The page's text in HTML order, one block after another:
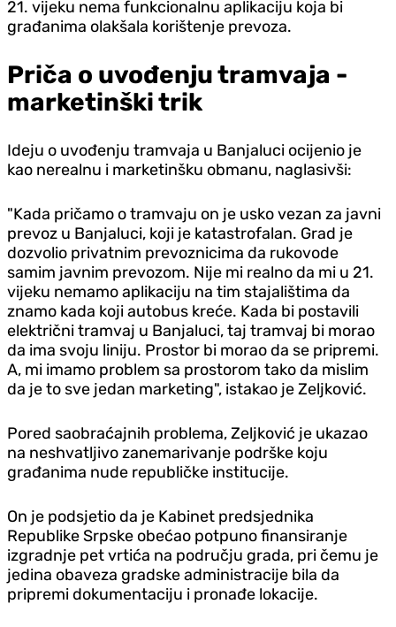
21. vijeku nema funkcionalnu aplikaciju koja bi
građanima olakšala korištenje prevoza.
Priča o uvođenju tramvaja -
marketinški trik
Ideju o uvođenju tramvaja u Banjaluci ocijenio je
kao nerealnu i marketinšku obmanu, naglasivši:
"Kada pričamo o tramvaju on je usko vezan za javni
prevoz u Banjaluci, koji je katastrofalan. Grad je
dozvolio privatnim prevoznicima da rukovode
samim javnim prevozom. Nije mi realno da mi u 21.
vijeku nemamo aplikaciju na tim stajalištima da
znamo kada koji autobus kreće. Kada bi postavili
električni tramvaj u Banjaluci, taj tramvaj bi morao
da ima svoju liniju. Prostor bi morao da se pripremi.
A, mi imamo problem sa prostorom tako da mislim
da je to sve jedan marketing", istakao je Zeljković.
Pored saobraćajnih problema, Zeljković je ukazao
na neshvatljivo zanemarivanje podrške koju
građanima nude republičke institucije.
On je podsjetio da je Kabinet predsjednika
Republike Srpske obećao potpuno finansiranje
izgradnje pet vrtića na području grada, pri čemu je
jedina obaveza gradske administracije bila da
pripremi dokumentaciju i pronađe lokacije.